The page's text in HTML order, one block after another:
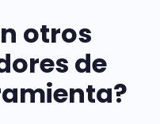
otros
de